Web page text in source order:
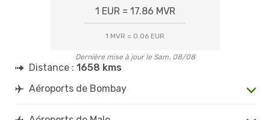
1 EUR = 17.86 MVR
1 MVR = 0.06 EUR
Dernière mise à jour le Sam. 08/08
Distance : 1658 kms
Aéroports de Bombay